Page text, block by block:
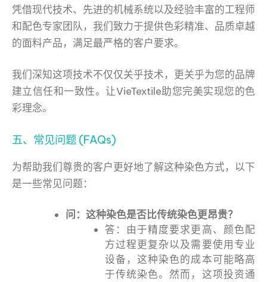
凭借现代技术、先进的机械系统以及经验丰富的工程师
和配色专家团队，我们致力于提供色彩精准、品质卓越
的面料产品，满足最严格的客户要求。
我们深知这项技术不仅仅关乎技术，更关乎为您的品牌
建立信任和一致性。让VieTextile助您完美实现您的色
彩理念。
五、常见问题 (FAQs)
为帮助我们尊贵的客户更好地了解这种染色方式，以下
是一些常见问题：
问：这种染色是否比传统染色更昂贵？
答：由于精度要求更高、颜色配
方过程更复杂以及需要使用专业
设备，这种染色的成本可能略高
于传统染色。然而，这项投资通